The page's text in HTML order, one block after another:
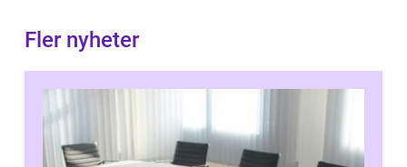
Fler nyheter